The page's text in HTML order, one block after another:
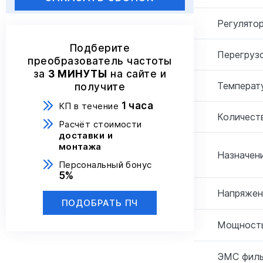
Подберите
преобразователь частоты
за 3 МИНУТЫ на сайте и
получите
КП в течение 1 часа
Расчёт стоимости
доставки и
монтажа
Персональный бонус
5%
ПОДОБРАТЬ ПЧ
ЭМС